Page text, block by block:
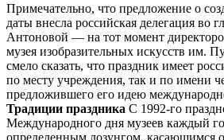
Примечательно, что предложение о
даты внесла российская делегация во
Антоновой — на тот момент
музея изобразительных искусств им.
смело сказать, что праздник имеет
по месту учреждения, так и по имени
предложившего его идею
Традиции праздника С 1992-го
Международного дня музеев каждый
определенным лозунгом, касающимся